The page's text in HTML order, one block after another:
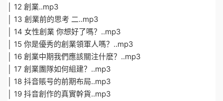
│ 12 創業..mp3
│ 13 創業前的思考 二..mp3
│ 14 女性創業 你想好了嗎？..mp3
│ 15 你是優秀的創業領軍人嗎？..mp3
│ 16 創業中期我們應該關注什麽？..mp3
│ 17 創業團隊如何組建？..mp3
│ 18 抖音賬号的前期布局..mp3
│ 19 抖音創作的真實幹貨..mp3